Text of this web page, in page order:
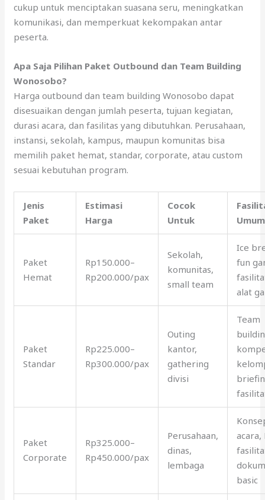
cukup untuk menciptakan suasana seru, meningkatkan
komunikasi, dan memperkuat kekompakan antar
peserta.
Apa Saja Pilihan Paket Outbound dan Team Building
Wonosobo?
Harga outbound dan team building Wonosobo dapat
disesuaikan dengan jumlah peserta, tujuan kegiatan,
durasi acara, dan fasilitas yang dibutuhkan. Perusahaan,
instansi, sekolah, kampus, maupun komunitas bisa
memilih paket hemat, standar, corporate, atau custom
sesuai kebutuhan program.
Jenis
Paket
Estimasi
Harga
Cocok
Untuk
Umum
Paket
Hemat
Rp150.000–
Rp200.000/pax
Sekolah,
komunitas,
small team
Ice
fun
alat
Paket
Standar
Rp225.000–
Rp300.000/pax
Outing
kantor,
gathering
divisi
Team
Paket
Corporate
Rp325.000–
Rp450.000/pax
Perusahaan,
dinas,
lembaga
acara,
basic